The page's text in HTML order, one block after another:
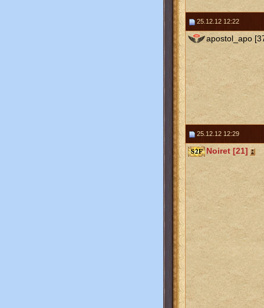
25.12.12 12:22
apostol_apo
25.12.12 12:29
Noiret [21]